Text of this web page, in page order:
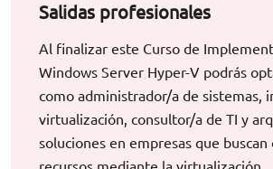
Salidas profesionales
Al finalizar este Curso de
Windows Server Hyper-V podrás
como administrador/a de sistemas,
virtualización, consultor/a de TI y
soluciones en empresas que